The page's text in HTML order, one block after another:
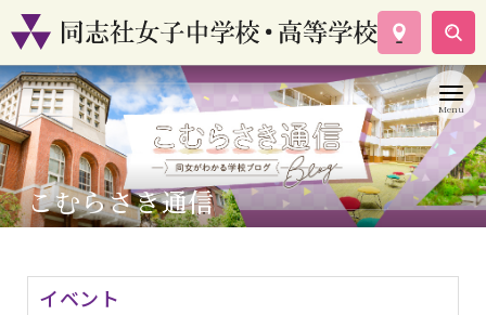
学校案内
コース紹介
学校生活
入試情報
資料請求
お問い合わせ
こむらさき通信
イベント